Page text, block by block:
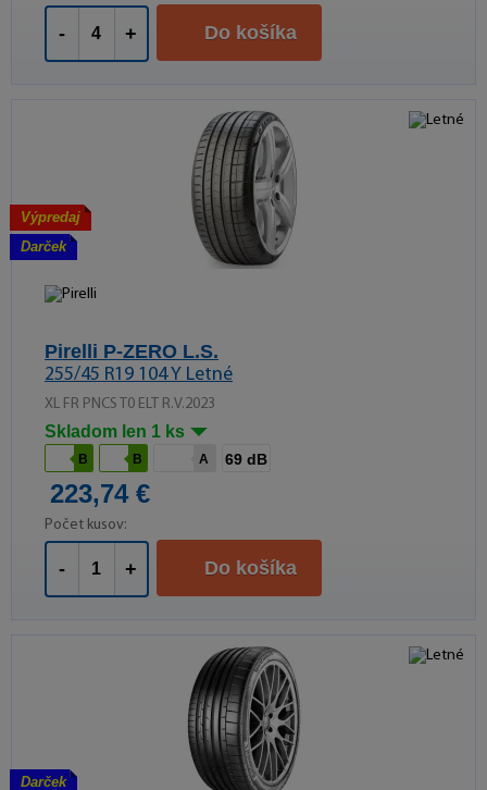
- + Do košíka
Výpredaj
Darček
Pirelli P-ZERO L.S.
255/45 R19 104 Y Letné
XL FR PNCS T0 ELT R.V.2023
Skladom len 1 ks
B B A 69 dB
223,74 €
Počet kusov:
- + Do košíka
Darček